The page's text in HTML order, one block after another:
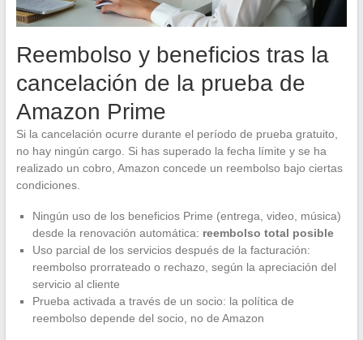
Reembolso y beneficios tras la
cancelación de la prueba de
Amazon Prime
Si la cancelación ocurre durante el período de prueba gratuito,
no hay ningún cargo. Si has superado la fecha límite y se ha
realizado un cobro, Amazon concede un reembolso bajo ciertas
condiciones.
Ningún uso de los beneficios Prime (entrega, video, música)
desde la renovación automática: reembolso total posible
Uso parcial de los servicios después de la facturación:
reembolso prorrateado o rechazo, según la apreciación del
servicio al cliente
Prueba activada a través de un socio: la política de
reembolso depende del socio, no de Amazon